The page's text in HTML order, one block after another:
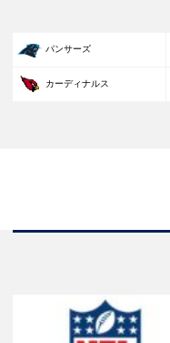
パンサーズ
カーディナルス